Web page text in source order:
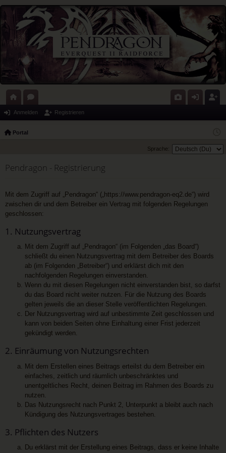
ort or
eri el rie
Anmelden Registrieren
Portal
Sprache:
Pendragon - Registrierung
Mit dem Zugriff auf „Pendragon“ („https://www.pendragon-eq2.de“) wird
zwischen dir und dem Betreiber ein Vertrag mit folgenden Regelungen
geschlossen:
1. Nutzungsvertrag
Mit dem Zugriff auf „Pendragon“ (im Folgenden „das Board“)
schließt du einen Nutzungsvertrag mit dem Betreiber des Boards
ab (im Folgenden „Betreiber“) und erklärst dich mit den
nachfolgenden Regelungen einverstanden.
Wenn du mit diesen Regelungen nicht einverstanden bist, so darfst
du das Board nicht weiter nutzen. Für die Nutzung des Boards
gelten jeweils die an dieser Stelle veröffentlichten Regelungen.
Der Nutzungsvertrag wird auf unbestimmte Zeit geschlossen und
kann von beiden Seiten ohne Einhaltung einer Frist jederzeit
gekündigt werden.
2. Einräumung von Nutzungsrechten
Mit dem Erstellen eines Beitrags erteilst du dem Betreiber ein
einfaches, zeitlich und räumlich unbeschränktes und
unentgeltliches Recht, deinen Beitrag im Rahmen des Boards zu
nutzen.
Das Nutzungsrecht nach Punkt 2, Unterpunkt a bleibt auch nach
Kündigung des Nutzungsvertrages bestehen.
3. Pflichten des Nutzers
Du erklärst mit der Erstellung eines Beitrags, dass er keine Inhalte